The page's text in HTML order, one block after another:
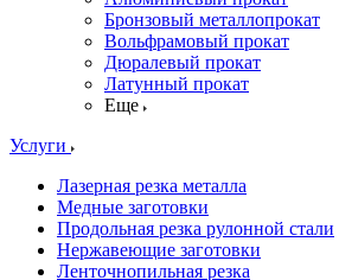
Бронзовый металлопрокат
Вольфрамовый прокат
Дюралевый прокат
Латунный прокат
Еще
Услуги
Лазерная резка металла
Медные заготовки
Продольная резка рулонной стали
Нержавеющие заготовки
Ленточнопильная резка